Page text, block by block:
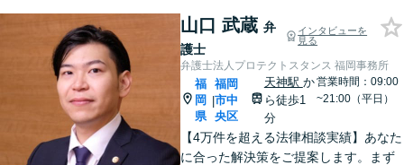
山口 武蔵 弁
護士
インタビューを
見る
弁護士法人プロテクトスタンス 福岡事務所
福
岡
県
|
福岡
市中
央区
天神駅 か
ら徒歩1
分
営業時間：09:00
~21:00（平日）
【4万件を超える法律相談実績】あなた
に合った解決策をご提案します。まず